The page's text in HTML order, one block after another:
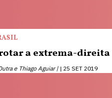
a extrema-direita
e Thiago Aguiar | 25 SET 2019